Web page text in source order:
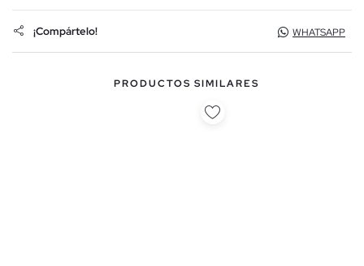
¡Compártelo! WHATSAPP
PRODUCTOS SIMILARES